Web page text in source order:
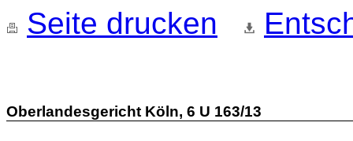
Seite drucken
Oberlandesgericht Köln, 6 U 163/13